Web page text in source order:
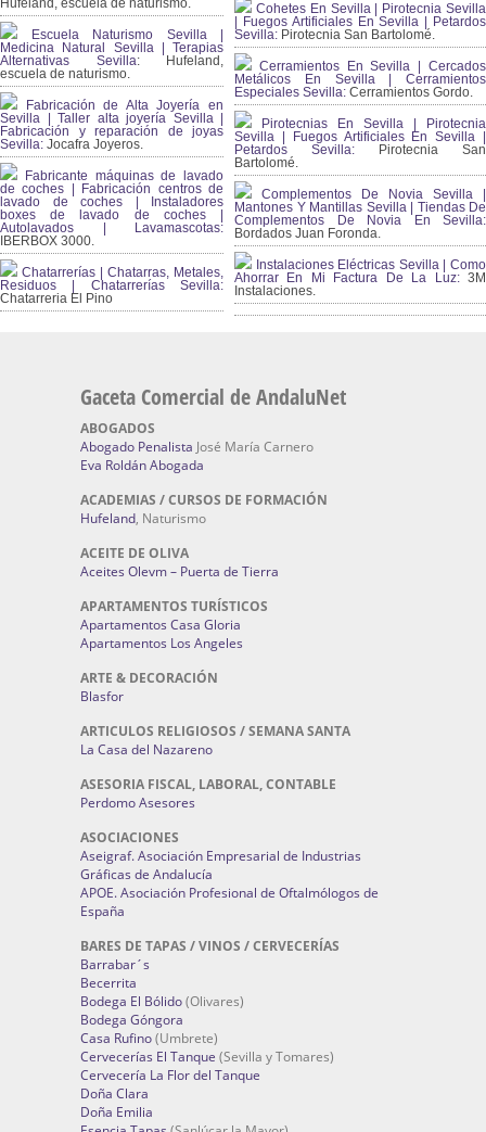
Hufeland, escuela de naturismo.
Escuela Naturismo Sevilla |
Medicina Natural Sevilla | Terapias
Alternativas Sevilla: Hufeland,
escuela de naturismo.
Fabricación de Alta Joyería en
Sevilla | Taller alta joyería Sevilla |
Fabricación y reparación de joyas
Sevilla: Jocafra Joyeros.
Fabricante máquinas de lavado
de coches | Fabricación centros de
lavado de coches | Instaladores
boxes de lavado de coches |
Autolavados | Lavamascotas:
IBERBOX 3000.
Chatarrerías | Chatarras, Metales,
Residuos | Chatarrerías Sevilla:
Chatarreria El Pino
Cohetes En Sevilla | Pirotecnia Sevilla
| Fuegos Artificiales En Sevilla | Petardos
Sevilla: Pirotecnia San Bartolomé.
Cerramientos En Sevilla | Cercados
Metálicos En Sevilla | Cerramientos
Especiales Sevilla: Cerramientos Gordo.
Pirotecnias En Sevilla | Pirotecnia
Sevilla | Fuegos Artificiales En Sevilla |
Petardos Sevilla: Pirotecnia San
Bartolomé.
Complementos De Novia Sevilla |
Mantones Y Mantillas Sevilla | Tiendas De
Complementos De Novia En Sevilla:
Bordados Juan Foronda.
Instalaciones Eléctricas Sevilla | Como
Ahorrar En Mi Factura De La Luz:3M
Instalaciones.
Gaceta Comercial de AndaluNet
ABOGADOS
Abogado Penalista José María Carnero
Eva Roldán Abogada
ACADEMIAS / CURSOS DE FORMACIÓN
Hufeland, Naturismo
ACEITE DE OLIVA
Aceites Olevm – Puerta de Tierra
APARTAMENTOS TURÍSTICOS
Apartamentos Casa Gloria
Apartamentos Los Angeles
ARTE & DECORACIÓN
Blasfor
ARTICULOS RELIGIOSOS / SEMANA SANTA
La Casa del Nazareno
ASESORIA FISCAL, LABORAL, CONTABLE
Perdomo Asesores
ASOCIACIONES
Aseigraf. Asociación Empresarial de Industrias
Gráficas de Andalucía
APOE. Asociación Profesional de Oftalmólogos de
España
BARES DE TAPAS / VINOS / CERVECERÍAS
Barrabar´s
Becerrita
Bodega El Bólido(Olivares)
Bodega Góngora
Casa Rufino(Umbrete)
Cervecerías El Tanque (Sevilla y Tomares)
Cervecería La Flor del Tanque
Doña Clara
Doña Emilia